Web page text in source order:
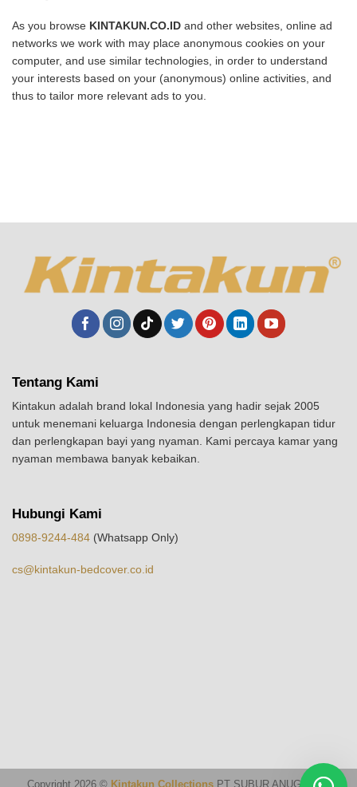
As you browse KINTAKUN.CO.ID and other websites, online ad
networks we work with may place anonymous cookies on your
computer, and use similar technologies, in order to understand
your interests based on your (anonymous) online activities, and
thus to tailor more relevant ads to you.
Tentang Kami
Kintakun adalah brand lokal Indonesia yang hadir sejak 2005
untuk menemani keluarga Indonesia dengan perlengkapan tidur
dan perlengkapan bayi yang nyaman. Kami percaya kamar yang
nyaman membawa banyak kebaikan.
Hubungi Kami
0898-9244-484 (Whatsapp Only)
cs@kintakun-bedcover.co.id
Copyright 2026 © Kintakun Collections PT SUBUR ANUGERAH